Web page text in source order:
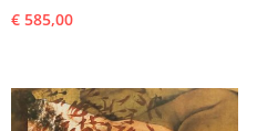
€ 585,00